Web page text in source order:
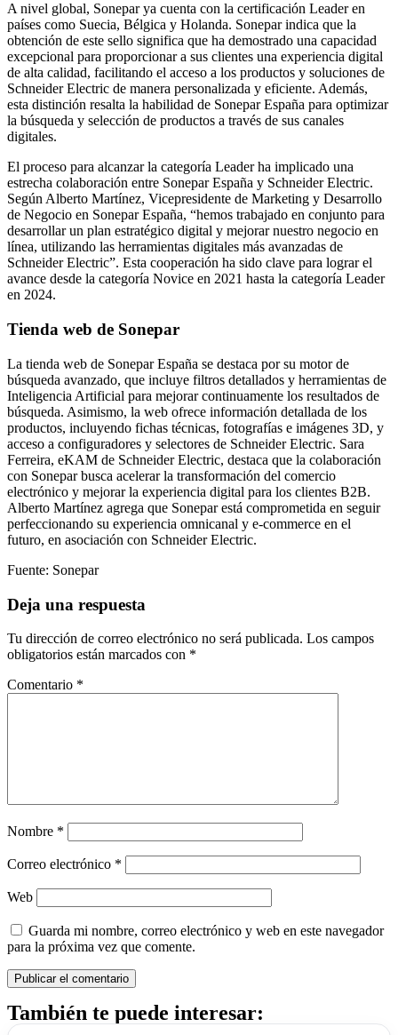
A nivel global, Sonepar ya cuenta con la certificación Leader en
países como Suecia, Bélgica y Holanda. Sonepar indica que la
obtención de este sello significa que ha demostrado una capacidad
excepcional para proporcionar a sus clientes una experiencia digital
de alta calidad, facilitando el acceso a los productos y soluciones de
Schneider Electric de manera personalizada y eficiente. Además,
esta distinción resalta la habilidad de Sonepar España para optimizar
la búsqueda y selección de productos a través de sus canales
digitales.
El proceso para alcanzar la categoría Leader ha implicado una
estrecha colaboración entre Sonepar España y Schneider Electric.
Según Alberto Martínez, Vicepresidente de Marketing y Desarrollo
de Negocio en Sonepar España, “hemos trabajado en conjunto para
desarrollar un plan estratégico digital y mejorar nuestro negocio en
línea, utilizando las herramientas digitales más avanzadas de
Schneider Electric”. Esta cooperación ha sido clave para lograr el
avance desde la categoría Novice en 2021 hasta la categoría Leader
en 2024.
Tienda web de Sonepar
La tienda web de Sonepar España se destaca por su motor de
búsqueda avanzado, que incluye filtros detallados y herramientas de
Inteligencia Artificial para mejorar continuamente los resultados de
búsqueda. Asimismo, la web ofrece información detallada de los
productos, incluyendo fichas técnicas, fotografías e imágenes 3D, y
acceso a configuradores y selectores de Schneider Electric. Sara
Ferreira, eKAM de Schneider Electric, destaca que la colaboración
con Sonepar busca acelerar la transformación del comercio
electrónico y mejorar la experiencia digital para los clientes B2B.
Alberto Martínez agrega que Sonepar está comprometida en seguir
perfeccionando su experiencia omnicanal y e-commerce en el
futuro, en asociación con Schneider Electric.
Fuente: Sonepar
Deja una respuesta
Tu dirección de correo electrónico no será publicada. Los campos
obligatorios están marcados con *
Comentario *
Nombre *
Correo electrónico *
Web
Guarda mi nombre, correo electrónico y web en este navegador
para la próxima vez que comente.
También te puede interesar: